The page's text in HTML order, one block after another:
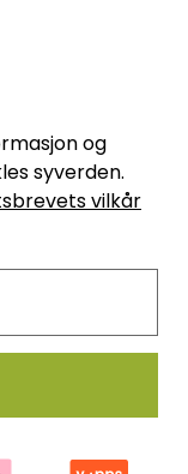
og
syverden.
vilkår